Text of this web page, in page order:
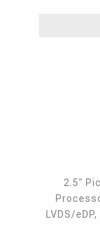
2.5"
LVDS/